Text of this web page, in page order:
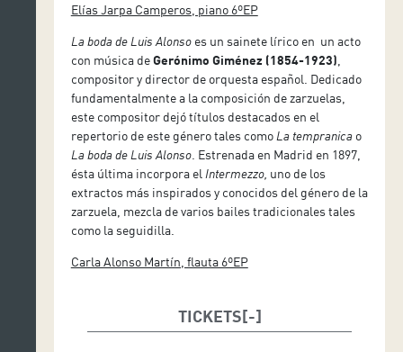
Elías Jarpa Camperos, piano 6ºEP
La boda de Luis Alonsoes un sainete lírico en un acto
con música deGerónimo Giménez (1854-1923)
compositor y director de orquesta español. Dedicado
fundamentalmente a la composición de zarzuelas,
este compositor dejó títulos destacados en el
repertorio de este género tales como La tempranicao
La boda de Luis Alonso. Estrenada en Madrid en 1897,
ésta última incorpora el Intermezzo, uno de los
extractos más inspirados y conocidos del género de la
zarzuela, mezcla de varios bailes tradicionales tales
como la seguidilla.
Carla Alonso Martín, flauta 6ºEP
TICKETS